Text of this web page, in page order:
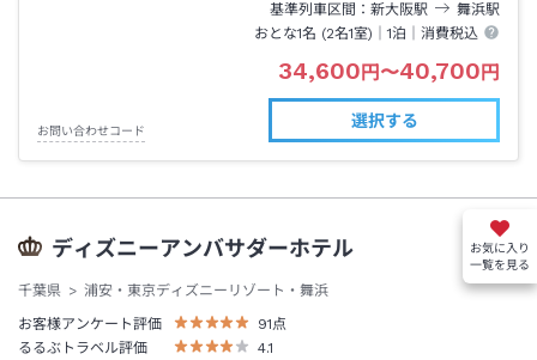
基準列車区間 新大阪駅 舞浜駅
おとな1名 (2名1室)｜1泊 ｜消費税込
34,600 円 〜40,700 円
お問い合わせコード
選択する
ディズニーアンバサダーホテル
千葉県
浦安・東京ディズニーリゾート・舞浜
お客様アンケート評価
91点
るるぶトラベル評価
4.1
お気に入り
一覧を見る